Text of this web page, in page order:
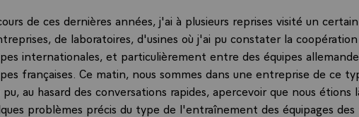
de ces dernières années, j'ai à plusieurs reprises visité un
de laboratoires, d'usines où j'ai pu constater la
internationales, et particulièrement entre des équipes
françaises. Ce matin, nous sommes dans une entreprise de ce
pu, au hasard des conversations rapides, apercevoir que nous étions
problèmes précis du type de l'entraînement des équipages des